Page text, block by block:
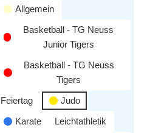
Allgemein
Basketball - TG Neuss
Junior Tigers
Basketball - TG Neuss
Tigers
Feiertag
Judo
Karate
Leichtathletik